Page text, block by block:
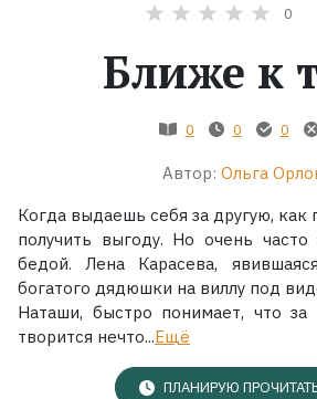
Коллекции
0
Ближе к
0 0 0
Автор: Ольга
Когда выдаешь себя за другую, как
получить выгоду. Но очень часто
бедой. Лена Карасева,
богатого дядюшки на виллу под
Наташи, быстро понимает, что
творится нечто...Ещё
ПЛАНИРУЮ